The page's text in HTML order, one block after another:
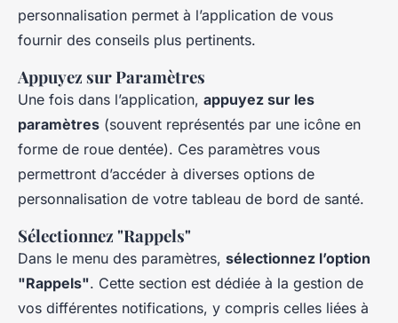
personnalisation permet à l’application de vous
fournir des conseils plus pertinents.
Appuyez sur Paramètres
Une fois dans l’application, appuyez sur les
paramètres (souvent représentés par une icône en
forme de roue dentée). Ces paramètres vous
permettront d’accéder à diverses options de
personnalisation de votre tableau de bord de santé.
Sélectionnez "Rappels"
Dans le menu des paramètres, sélectionnez l’option
"Rappels". Cette section est dédiée à la gestion de
vos différentes notifications, y compris celles liées à